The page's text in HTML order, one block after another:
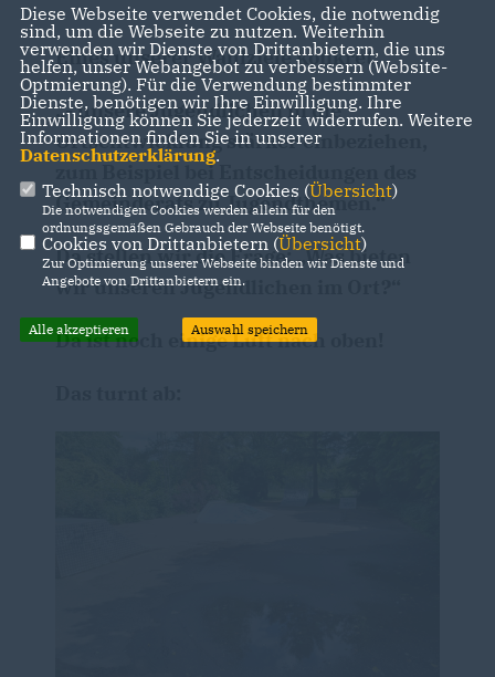
Eines unserer Wahlziele konkret:
- unsere Jugendlichen in die
Ortsentwicklung stärker einbeziehen,
bei Entscheidungen des
Gemeinderats zu Jugendthemen.“
Da stellen wir die Frage: „Was bieten
wir unseren Jugendlichen im Ort?“
Da ist noch einige Luft nach oben!
Diese Webseite verwendet Cookies, die notwendig
sind, um die Webseite zu nutzen. Weiterhin
verwenden wir Dienste von Drittanbietern, die uns
helfen, unser Webangebot zu verbessern (Website-
Optmierung). Für die Verwendung bestimmter
Dienste, benötigen wir Ihre Einwilligung. Ihre
Einwilligung können Sie jederzeit widerrufen. Weitere
Informationen finden Sie in unserer
Datenschutzerklärung.
Technisch notwendige Cookies (Übersicht)
Die notwendigen Cookies werden allein für den
ordnungsgemäßen Gebrauch der Webseite benötigt.
Cookies von Drittanbietern (Übersicht)
Zur Optimierung unserer Webseite binden wir Dienste und
Angebote von Drittanbietern ein.
Alle akzeptieren Auswahl speichern